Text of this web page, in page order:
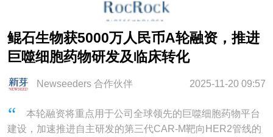
鲲石生物获5000万人民币A轮融资，推进
巨噬细胞药物研发及临床转化
2025-11-20 09:57
Newseeders 合作伙伴
本轮融资将重点用于公司全球领先的巨噬细胞药物平台
建设，加速推进自主研发的第三代CAR-M靶向HER2管线的